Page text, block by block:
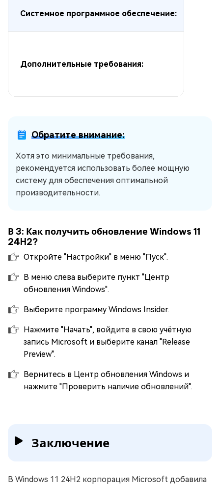
Системное программное обеспечение:
Дополнительные требования:
Обратите внимание:
Хотя это минимальные требования,
рекомендуется использовать более мощную
систему для обеспечения оптимальной
производительности.
В 3: Как получить обновление Windows 11
24H2?
Откройте "Настройки" в меню "Пуск".
В меню слева выберите пункт "Центр
обновления Windows".
Выберите программу Windows Insider.
Нажмите "Начать", войдите в свою учётную
запись Microsoft и выберите канал "Release
Preview".
Вернитесь в Центр обновления Windows и
нажмите "Проверить наличие обновлений".
Заключение
В Windows 11 24H2 корпорация Microsoft добавила